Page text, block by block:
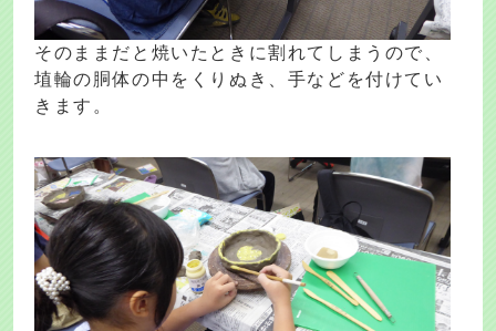
そのままだと焼いたときに割れてしまうので、
埴輪の胴体の中をくりぬき、手などを付けてい
きます。